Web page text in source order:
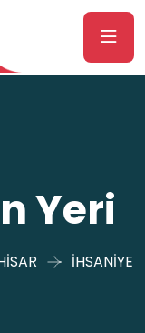
Yeri
İHSANİYE